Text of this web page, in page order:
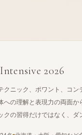
2026
クニック、ポワント、コ
への理解と表現力の両面か
クの習得だけではなく、ダ